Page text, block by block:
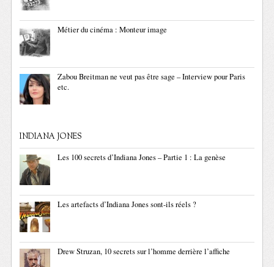
Métier du cinéma : Monteur image
Zabou Breitman ne veut pas être sage – Interview pour Paris
etc.
INDIANA JONES
Les 100 secrets d’Indiana Jones – Partie 1 : La genèse
Les artefacts d’Indiana Jones sont-ils réels ?
Drew Struzan, 10 secrets sur l’homme derrière l’affiche